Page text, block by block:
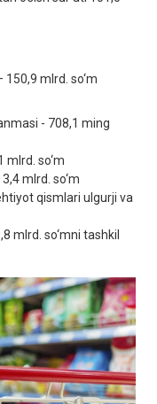
mlrd. so‘m
- 708,1 ming
so‘m
mlrd. so‘m
qismlari ulgurji va
mlrd. so‘mni tashkil